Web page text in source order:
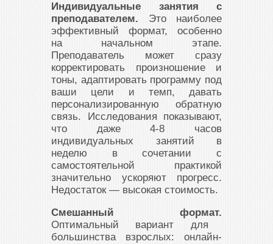
Индивидуальные занятия с
преподавателем. Это наиболее
эффективный формат, особенно
на начальном этапе.
Преподаватель может сразу
корректировать произношение и
тоны, адаптировать программу под
ваши цели и темп, давать
персонализированную обратную
связь. Исследования показывают,
что даже 4-8 часов
индивидуальных занятий в
неделю в сочетании с
самостоятельной практикой
значительно ускоряют прогресс.
Недостаток — высокая стоимость.
Смешанный формат.
Оптимальный вариант для
большинства взрослых: онлайн-